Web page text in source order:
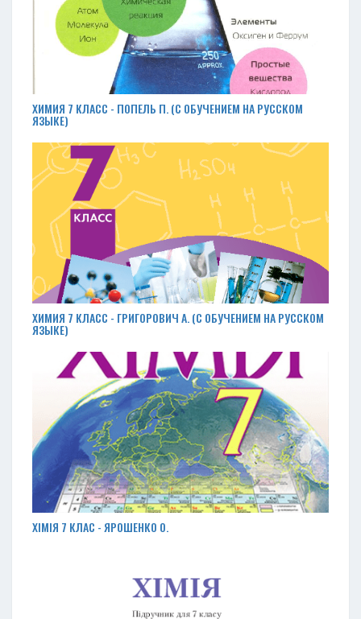
ХИМИЯ 7 КЛАСС - ПОПЕЛЬ П. (С ОБУЧЕНИЕМ НА РУССКОМ
ЯЗЫКЕ)
ХИМИЯ 7 КЛАСС - ГРИГОРОВИЧ А. (С ОБУЧЕНИЕМ НА РУССКОМ
ЯЗЫКЕ)
ХІМІЯ 7 КЛАС - ЯРОШЕНКО О.